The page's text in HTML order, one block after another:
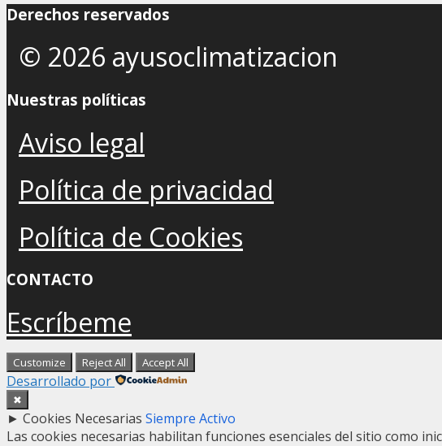
Derechos reservados
© 2026 ayusoclimatizacion
Nuestras políticas
Aviso legal
Política de privacidad
Política de Cookies
CONTACTO
Escríbeme
Customize Reject All Accept All
Desarrollado por
✖
► Cookies Necesarias Siempre Activo
Las cookies necesarias habilitan funciones esenciales del sitio como